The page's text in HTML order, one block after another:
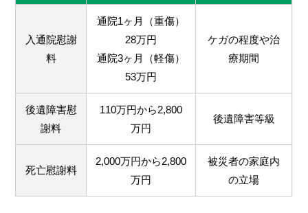
入通院慰謝
料
通院1ヶ月（重傷）
28万円
通院3ヶ月（軽傷）
53万円
ケガの程度や治
療期間
後遺障害慰
謝料
110万円から2,800
万円
後遺障害等級
死亡慰謝料
2,000万円から2,800
万円
被災者の家庭内
の立場